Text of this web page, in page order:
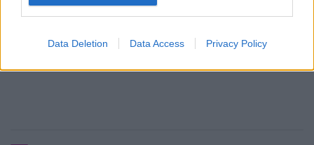
Data Deletion Data Access Privacy Policy